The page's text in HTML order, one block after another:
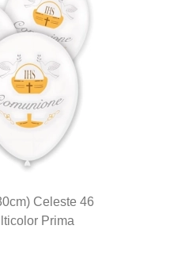
Celeste 46
Prima